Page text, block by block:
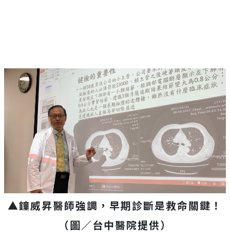
▲鐘威昇醫師強調，早期診斷是救命關鍵！
（圖／台中醫院提供）